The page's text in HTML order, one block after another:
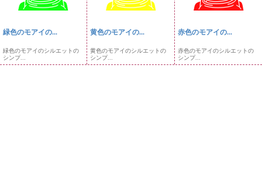
緑色のモアイの...
緑色のモアイのシルエットの
シンプ...
黄色のモアイの...
黄色のモアイのシルエットの
シンプ...
赤色のモアイの...
赤色のモアイのシルエットの
シンプ...